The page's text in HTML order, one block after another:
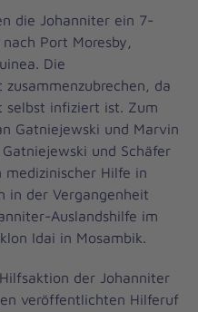
die Johanniter ein 7-
Port Moresby,
Die
da
selbst infiziert ist. Zum
Gatniejewski und Marvin
und Schäfer
medizinischer Hilfe in
in der Vergangenheit
Auslandshilfe im
Idai in Mosambik.
der Johanniter
veröffentlichten Hilferuf